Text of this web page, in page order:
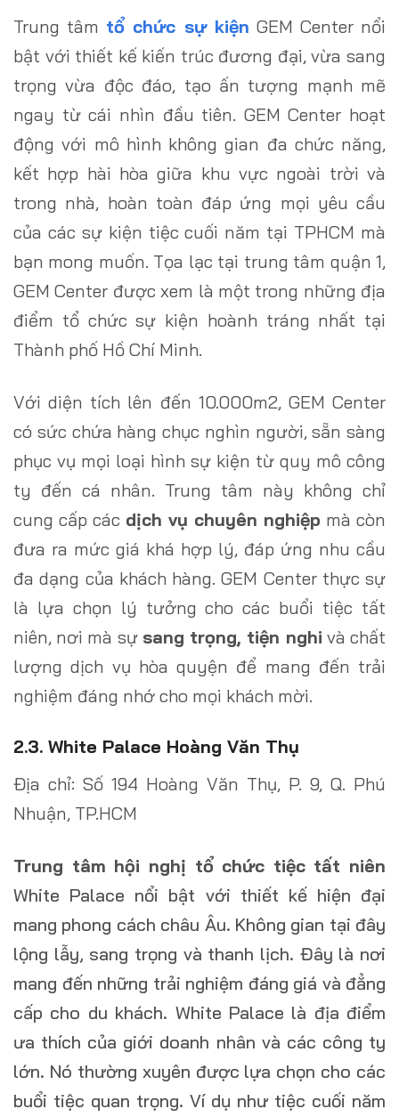
Trung tâm tổ chức sự kiện GEM Center nổi
bật với thiết kế kiến trúc đương đại, vừa sang
trọng vừa độc đáo, tạo ấn tượng mạnh mẽ
ngay từ cái nhìn đầu tiên. GEM Center hoạt
động với mô hình không gian đa chức năng,
kết hợp hài hòa giữa khu vực ngoài trời và
trong nhà, hoàn toàn đáp ứng mọi yêu cầu
của các sự kiện tiệc cuối năm tại TPHCM mà
bạn mong muốn. Tọa lạc tại trung tâm quận 1,
GEM Center được xem là một trong những địa
điểm tổ chức sự kiện hoành tráng nhất tại
Thành phố Hồ Chí Minh.
Với diện tích lên đến 10.000m2, GEM Center
có sức chứa hàng chục nghìn người, sẵn sàng
phục vụ mọi loại hình sự kiện từ quy mô công
ty đến cá nhân. Trung tâm này không chỉ
cung cấp các dịch vụ chuyên nghiệp mà còn
đưa ra mức giá khá hợp lý, đáp ứng nhu cầu
đa dạng của khách hàng. GEM Center thực sự
là lựa chọn lý tưởng cho các buổi tiệc tất
niên, nơi mà sự sang trọng, tiện nghi và chất
lượng dịch vụ hòa quyện để mang đến trải
nghiệm đáng nhớ cho mọi khách mời.
2.3. White Palace Hoàng Văn Thụ
Địa chỉ: Số 194 Hoàng Văn Thụ, P. 9, Q. Phú
Nhuận, TP.HCM
Trung tâm hội nghị tổ chức tiệc tất niên
White Palace nổi bật với thiết kế hiện đại
mang phong cách châu Âu. Không gian tại đây
lộng lẫy, sang trọng và thanh lịch. Đây là nơi
mang đến những trải nghiệm đáng giá và đẳng
cấp cho du khách. White Palace là địa điểm
ưa thích của giới doanh nhân và các công ty
lớn. Nó thường xuyên được lựa chọn cho các
buổi tiệc quan trọng. Ví dụ như tiệc cuối năm